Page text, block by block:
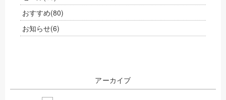
おすすめ(80)
お知らせ(6)
アーカイブ